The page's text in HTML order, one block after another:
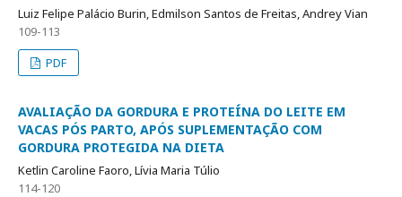
Luiz Felipe Palácio Burin, Edmilson Santos de Freitas, Andrey Vian
109-113
PDF
AVALIAÇÃO DA GORDURA E PROTEÍNA DO LEITE EM
VACAS PÓS PARTO, APÓS SUPLEMENTAÇÃO COM
GORDURA PROTEGIDA NA DIETA
Ketlin Caroline Faoro, Lívia Maria Túlio
114-120